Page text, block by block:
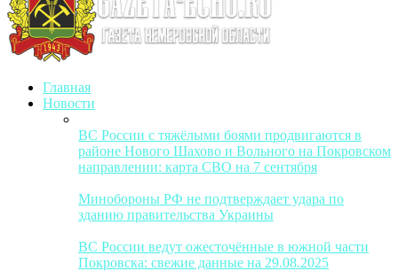
Главная
Новости
ВС России с тяжёлыми боями продвигаются в
районе Нового Шахово и Вольного на Покровском
направлении: карта СВО на 7 сентября
Минобороны РФ не подтверждает удара по
зданию правительства Украины
ВС России ведут ожесточённые в южной части
Покровска: свежие данные на 29.08.2025